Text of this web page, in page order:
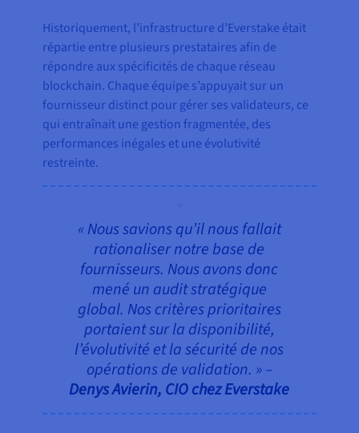
Historiquement, l’infrastructure d’Everstake était
répartie entre plusieurs prestataires afin de
répondre aux spécificités de chaque réseau
blockchain. Chaque équipe s’appuyait sur un
fournisseur distinct pour gérer ses validateurs, ce
qui entraînait une gestion fragmentée, des
performances inégales et une évolutivité
restreinte.
« Nous savions qu’il nous fallait
rationaliser notre base de
fournisseurs. Nous avons donc
mené un audit stratégique
global. Nos critères prioritaires
portaient sur la disponibilité,
l’évolutivité et la sécurité de nos
opérations de validation. » –
Denys Avierin, CIO chez Everstake